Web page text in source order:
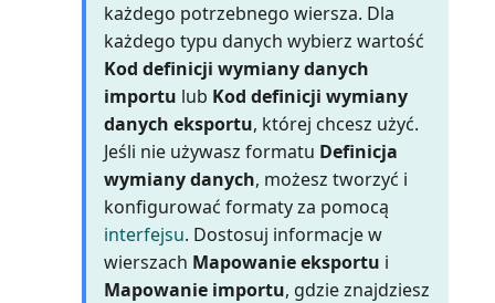
Wiekowanie należności (raport
Excel)
Wiekowanie należności (raport)
Wiekowanie zobowiązań (raport
Excel)
Wiekowanie zobowiązań
(raport)
każdego potrzebnego wiersza. Dla
każdego typu danych wybierz wartość
Kod definicji wymiany danych
importu lub Kod definicji wymiany
danych eksportu, której chcesz użyć.
Jeśli nie używasz formatu Definicja
wymiany danych, możesz tworzyć i
konfigurować formaty za pomocą
interfejsu. Dostosuj informacje w
wierszach Mapowanie eksportu i
Mapowanie importu, gdzie znajdziesz